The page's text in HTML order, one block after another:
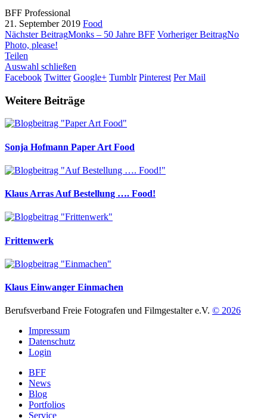
BFF Professional
21. September 2019 Food
Nächster BeitragMonks – 50 Jahre BFF Vorheriger BeitragNo
Photo, please!
Teilen
Auswahl schließen
Facebook Twitter Google+ Tumblr Pinterest Per Mail
Weitere Beiträge
Sonja Hofmann Paper Art Food
Klaus Arras Auf Bestellung …. Food!
Frittenwerk
Klaus Einwanger Einmachen
Berufsverband Freie Fotografen und Filmgestalter e.V. © 2026
Impressum
Datenschutz
Login
BFF
News
Blog
Portfolios
Service